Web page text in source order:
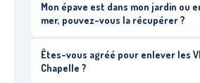
Mon épave est dans mon jardin ou
mer, pouvez-vous la récupérer ?
Êtes-vous agréé pour enlever les
Chapelle ?